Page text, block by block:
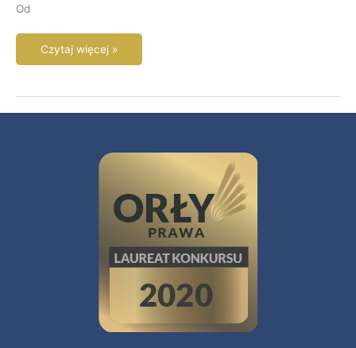
Od
Czytaj więcej »